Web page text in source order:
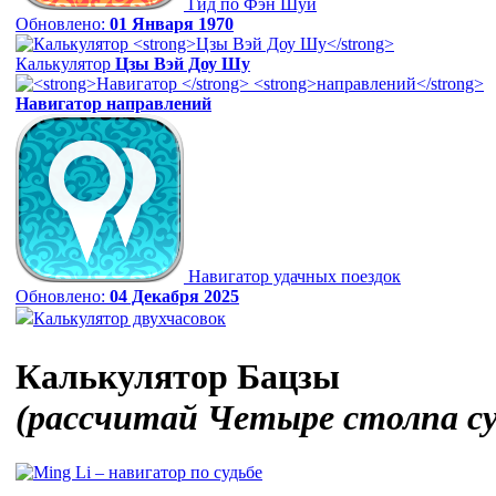
Гид по Фэн Шуй
Обновлено: 01 Января 1970
Калькулятор Цзы Вэй Доу Шу
Навигатор направлений
Навигатор удачных поездок
Обновлено: 04 Декабря 2025
Калькулятор двухчасовок
Калькулятор Бацзы
(рассчитай Четыре столпа